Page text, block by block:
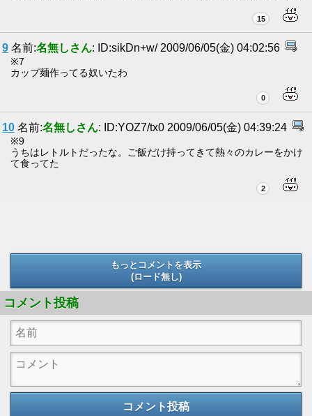
15
9 名前:名無しさん: ID:sikDn+w/ 2009/06/05(金) 04:02:56
※7
カップ麺作ってる奴いたわ
0
10 名前:名無しさん: ID:YOZ7/tx0 2009/06/05(金) 04:39:24
※9
うちはレトルトだったな。ご飯だけ持ってきて熱々のカレーをかけ
て食ってた
2
もっとコメントを表示
(ロード無し)
コメント投稿
コメント投稿